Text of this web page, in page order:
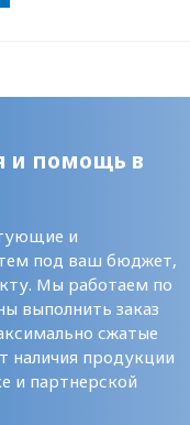
и помощь в
и
под ваш бюджет,
Мы работаем по
выполнить заказ
сжатые
наличия продукции
и партнерской